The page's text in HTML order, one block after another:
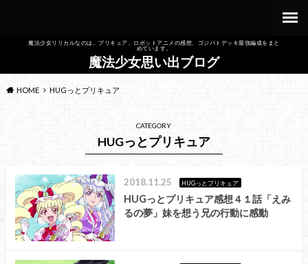
魔法少女リリカルなのは、プリキュア、ロボットアニメの感想、ゴジバトデッキ最強編成をまと
めています。
魔法少女思い出ブログ
HOME HUGっとプリキュア
CATEGORY
HUGっとプリキュア
2018.11.25 HUGっとプリキュア
HUGっとプリキュア感想４１話「えみ
るの夢」妹を想う兄の行動に感動